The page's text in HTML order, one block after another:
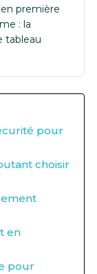
première
: la
tableau
pour
choisir
en
pour